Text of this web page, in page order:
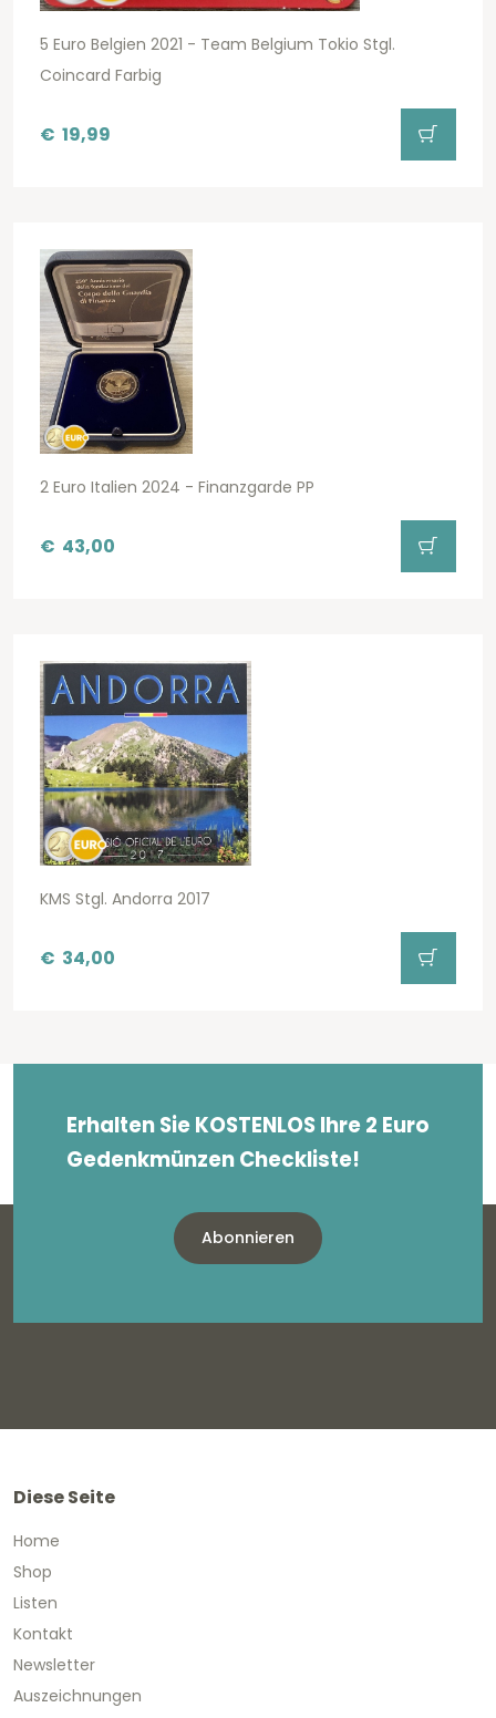
5 Euro Belgien 2021 - Team Belgium Tokio Stgl.
Coincard Farbig
€ 19,99
2 Euro Italien 2024 - Finanzgarde PP
€ 43,00
KMS Stgl. Andorra 2017
€ 34,00
Erhalten Sie KOSTENLOS Ihre 2 Euro
Gedenkmünzen Checkliste!
Abonnieren
Diese Seite
Home
Shop
Listen
Kontakt
Newsletter
Auszeichnungen